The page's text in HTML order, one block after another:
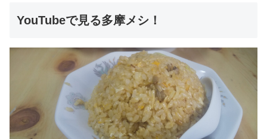
YouTubeで見る多摩メシ！